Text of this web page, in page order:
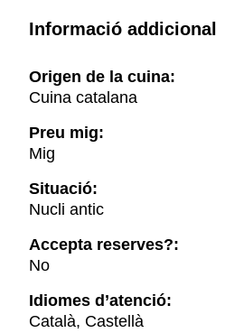
Informació addicional
Origen de la cuina:
Cuina catalana
Preu mig:
Mig
Situació:
Nucli antic
Accepta reserves?:
No
Idiomes d’atenció:
Català, Castellà